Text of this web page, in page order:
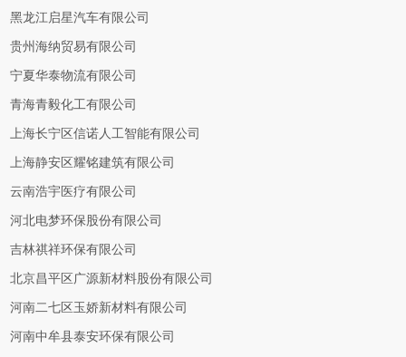
黑龙江启星汽车有限公司
贵州海纳贸易有限公司
宁夏华泰物流有限公司
青海青毅化工有限公司
上海长宁区信诺人工智能有限公司
上海静安区耀铭建筑有限公司
云南浩宇医疗有限公司
河北电梦环保股份有限公司
吉林祺祥环保有限公司
北京昌平区广源新材料股份有限公司
河南二七区玉娇新材料有限公司
河南中牟县泰安环保有限公司